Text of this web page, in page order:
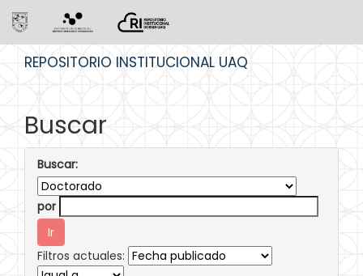
REPOSITORIO INSTITUCIONAL UAQ
Buscar
Buscar:
por
Filtros actuales: